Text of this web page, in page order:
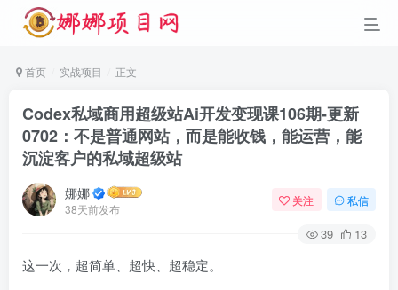
首页 实战项目 正文
Codex私域商用超级站Ai开发变现课106期-更新
0702：不是普通网站，而是能收钱，能运营，能
沉淀客户的私域超级站
娜娜
38天前发布
关注 私信
39 13
这一次，超简单、超快、超稳定。